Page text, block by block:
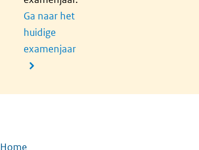
Ga naar het
huidige
examenjaar
Home